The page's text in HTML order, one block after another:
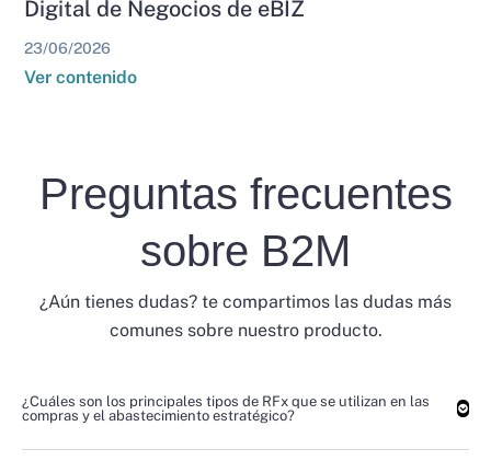
Digital de Negocios de eBIZ
23/06/2026
Ver contenido
Preguntas frecuentes
sobre B2M
¿Aún tienes dudas? te compartimos las dudas más
comunes sobre nuestro producto.
¿Cuáles son los principales tipos de RFx que se utilizan en las
compras y el abastecimiento estratégico?